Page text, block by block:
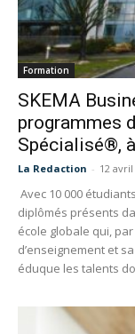
Formation
SKEMA
programmes
Spécialisé®,
La Redaction - 12 avril
Avec 10 000
diplômés présents
école globale qui,
d’enseignement et
éduque les talents